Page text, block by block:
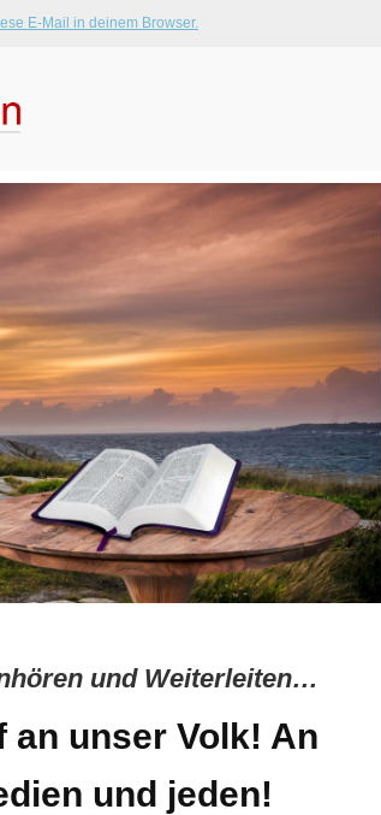
E-Mail in deinem Browser.
und Weiterleiten…
an unser Volk! An
und jeden!